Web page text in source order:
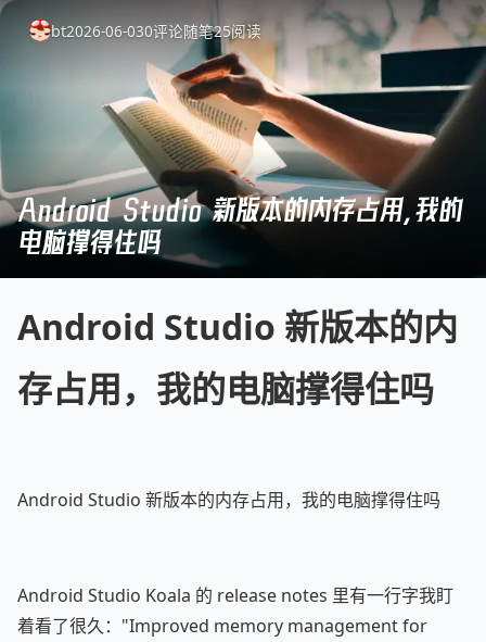
bt2026-06-030评论随笔25阅读
Android Studio 新版本的内存占用，我的
电脑撑得住吗
Android Studio 新版本的内
存占用，我的电脑撑得住吗
Android Studio 新版本的内存占用，我的电脑撑得住吗
Android Studio Koala 的 release notes 里有一行字我盯
着看了很久："Improved memory management for